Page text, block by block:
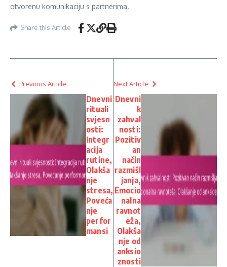
otvorenu komunikaciju s partnerima.
Share this Article
Previous Article
Dnevni
rituali
svjesn
osti:
Integr
acija
rutine,
Olakša
nje
stresa,
Poveća
nje
perfor
mansi
Next Article
Dnevni
k
zahval
nosti:
Pozitiv
an
način
razmišl
janja,
Emocio
nalna
ravnot
eža,
Olakša
nje od
anksio
znosti